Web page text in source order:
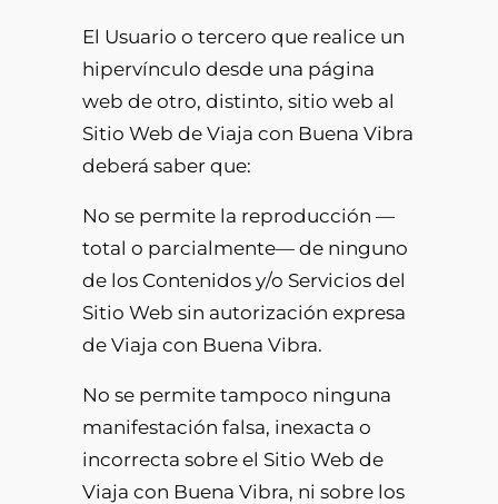
El Usuario o tercero que realice un
hipervínculo desde una página
web de otro, distinto, sitio web al
Sitio Web de Viaja con Buena Vibra
deberá saber que:
No se permite la reproducción —
total o parcialmente— de ninguno
de los Contenidos y/o Servicios del
Sitio Web sin autorización expresa
de Viaja con Buena Vibra.
No se permite tampoco ninguna
manifestación falsa, inexacta o
incorrecta sobre el Sitio Web de
Viaja con Buena Vibra, ni sobre los